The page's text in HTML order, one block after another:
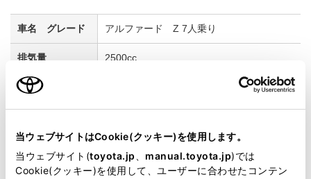
当ウェブサイトはCookie(クッキー)を使用します。
当ウェブサイト(toyota.jp manual.toyota.jp)では
Cookie(クッキー)を使用して、ユーザーに合わせたコンテン
アルファード Z 7人乗り
2500cc
試乗車予約